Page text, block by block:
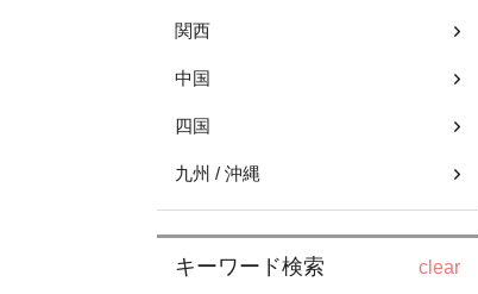
関西
中国
四国
九州 / 沖縄
キーワード検索 clear